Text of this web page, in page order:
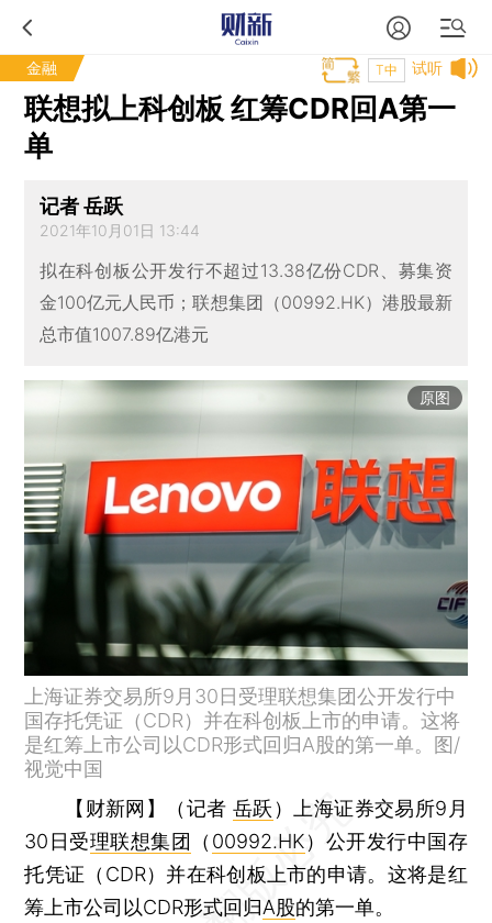
金融 试听
T中
联想拟上科创板 红筹CDR回A第一
单
记者 岳跃
2021年10月01日 13:44
拟在科创板公开发行不超过13.38亿份CDR、募集资
金100亿元人民币；联想集团（00992.HK）港股最新
总市值1007.89亿港元
原图
上海证券交易所9月30日受理联想集团公开发行中
国存托凭证（CDR）并在科创板上市的申请。这将
是红筹上市公司以CDR形式回归A股的第一单。图/
视觉中国
【财新网】（记者岳跃 ）
上海证券交易所9月
30日受理联想集团 （ 00992.HK）公开发行中国存
托凭证（CDR）并在科创板上市的申请。这将是红
筹上市公司以CDR形式回归A股的第一单。